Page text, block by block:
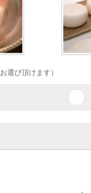
選び頂けます）